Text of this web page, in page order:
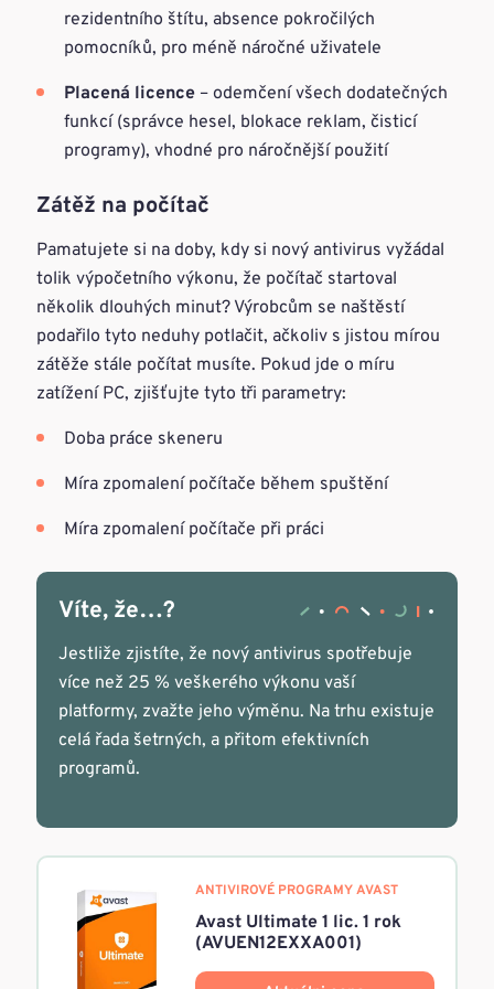
rezidentního štítu, absence pokročilých
pomocníků, pro méně náročné uživatele
Placená licence – odemčení všech dodatečných
funkcí (správce hesel, blokace reklam, čisticí
programy), vhodné pro náročnější použití
Zátěž na počítač
Pamatujete si na doby, kdy si nový antivirus vyžádal
tolik výpočetního výkonu, že počítač startoval
několik dlouhých minut? Výrobcům se naštěstí
podařilo tyto neduhy potlačit, ačkoliv s jistou mírou
zátěže stále počítat musíte. Pokud jde o míru
zatížení PC, zjišťujte tyto tři parametry:
Doba práce skeneru
Míra zpomalení počítače během spuštění
Míra zpomalení počítače při práci
Víte, že…?
Jestliže zjistíte, že nový antivirus spotřebuje
více než 25 % veškerého výkonu vaší
platformy, zvažte jeho výměnu. Na trhu existuje
celá řada šetrných, a přitom efektivních
programů.
ANTIVIROVÉ PROGRAMY AVAST
Avast Ultimate 1 lic. 1 rok
(AVUEN12EXXA001)